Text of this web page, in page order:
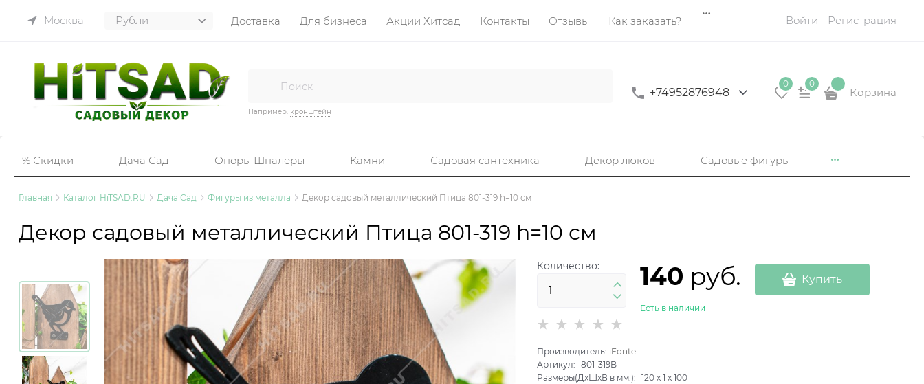
Москва Доставка Для бизнеса Акции Хитсад Контакты Отзывы Как заказать? Войти Регистрация
Например: кронштейн
+74952876948
0 0
Корзина
-% Скидки Дача Сад Опоры Шпалеры Камни Садовая сантехника Декор люков Садовые фигуры
Главная Каталог HiTSAD.RU Дача Сад Фигуры из металла Декор садовый металлический Птица 801-319 h=10 см
Декор садовый металлический Птица 801-319 h=10 см
Количество: 140 руб.
Есть в наличии
Купить
Производитель: iFonte
Артикул:
801-319B
Размеры(ДхШхВ в мм.):
120 x1 x100